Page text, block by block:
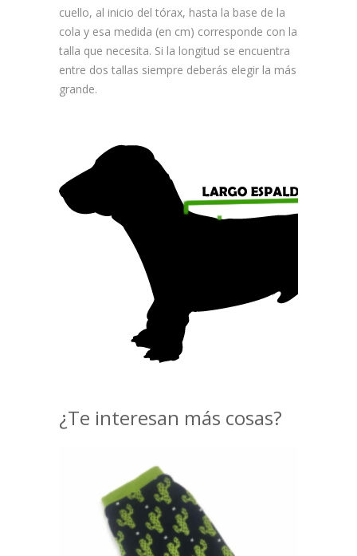
cuello, al inicio del tórax, hasta la base de la
cola y esa medida (en cm) corresponde con la
talla que necesita. Si la longitud se encuentra
entre dos tallas siempre deberás elegir la más
grande.
¿Te interesan más cosas?